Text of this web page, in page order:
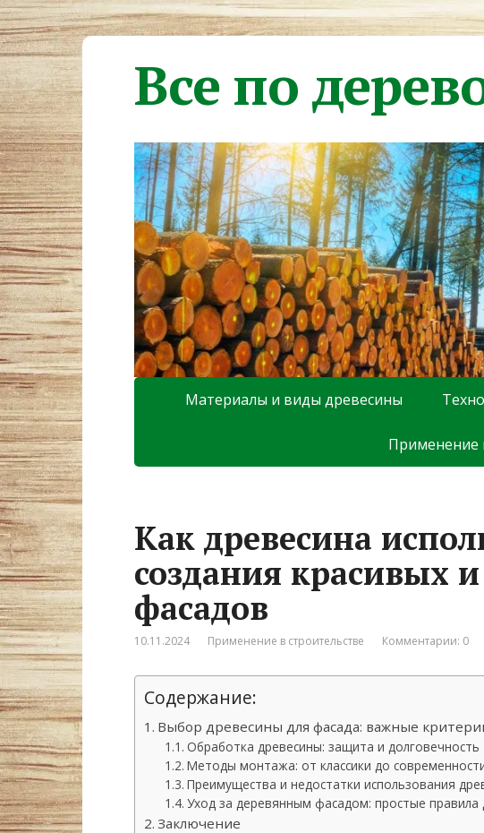
Все по
Материалы и виды древесины
Применение
Как древесина
создания красивых
фасадов
10.11.2024 Применение в строительстве Комментарии: 0
Содержание:
Выбор древесины для фасада: важные
Обработка древесины: защита и долговечность
Методы монтажа: от классики до
Преимущества и недостатки использования
Уход за деревянным фасадом: простые правила
Заключение